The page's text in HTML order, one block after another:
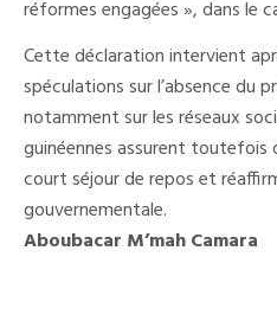
réformes engagées », dans le
Cette déclaration intervient
spéculations sur l’absence du
notamment sur les réseaux
guinéennes assurent toutefois
court séjour de repos et
gouvernementale.
Aboubacar M’mah Camara